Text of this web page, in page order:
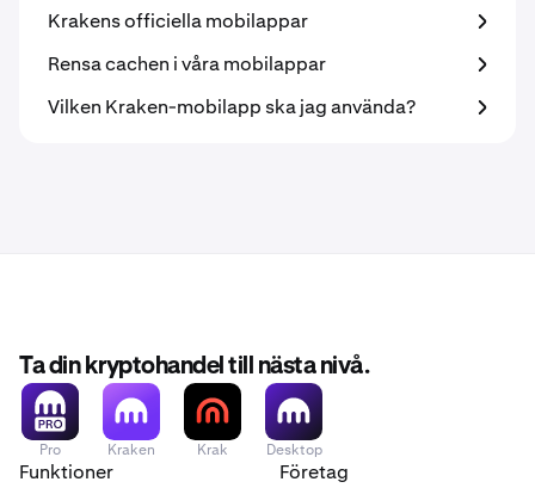
Krakens officiella mobilappar
Rensa cachen i våra mobilappar
Vilken Kraken-mobilapp ska jag använda?
Ta din kryptohandel till nästa nivå.
Pro Kraken Krak Desktop
Funktioner Företag